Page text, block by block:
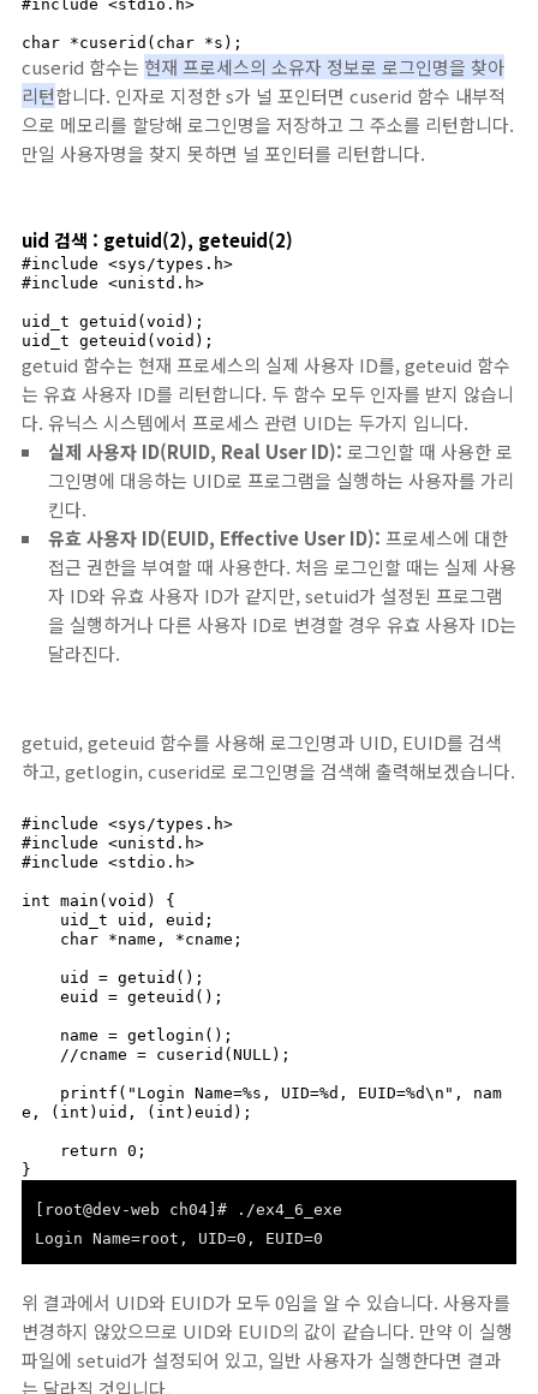
#include <stdio.h>
char *cuserid(char *s);
cuserid 함수는 현재 프로세스의 소유자 정보로 로그인명을 찾아
리턴합니다. 인자로 지정한 s가 널 포인터면 cuserid 함수 내부적
으로 메모리를 할당해 로그인명을 저장하고 그 주소를 리턴합니다.
만일 사용자명을 찾지 못하면 널 포인터를 리턴합니다.
uid 검색 : getuid(2), geteuid(2)
#include <sys/types.h>
#include <unistd.h>
uid_t getuid(void);
uid_t geteuid(void);
getuid 함수는 현재 프로세스의 실제 사용자 ID를, geteuid 함수
는 유효 사용자 ID를 리턴합니다. 두 함수 모두 인자를 받지 않습니
다. 유닉스 시스템에서 프로세스 관련 UID는 두가지 입니다.
실제 사용자 ID(RUID, Real User ID): 로그인할 때 사용한 로
그인명에 대응하는 UID로 프로그램을 실행하는 사용자를 가리
킨다.
유효 사용자 ID(EUID, Effective User ID): 프로세스에 대한
접근 권한을 부여할 때 사용한다. 처음 로그인할 때는 실제 사용
자 ID와 유효 사용자 ID가 같지만, setuid가 설정된 프로그램
을 실행하거나 다른 사용자 ID로 변경할 경우 유효 사용자 ID는
달라진다.
getuid, geteuid 함수를 사용해 로그인명과 UID, EUID를 검색
하고, getlogin, cuserid로 로그인명을 검색해 출력해보겠습니다.
#include <sys/types.h>
#include <unistd.h>
#include <stdio.h>
int main(void) {
e, (int)uid, (int)euid);
}
[root@dev-web ch04]# ./ex4_6_exe
Login Name=root, UID=0, EUID=0
위 결과에서 UID와 EUID가 모두 0임을 알 수 있습니다. 사용자를
변경하지 않았으므로 UID와 EUID의 값이 같습니다. 만약 이 실행
파일에 setuid가 설정되어 있고, 일반 사용자가 실행한다면 결과
는 달라질 것입니다.